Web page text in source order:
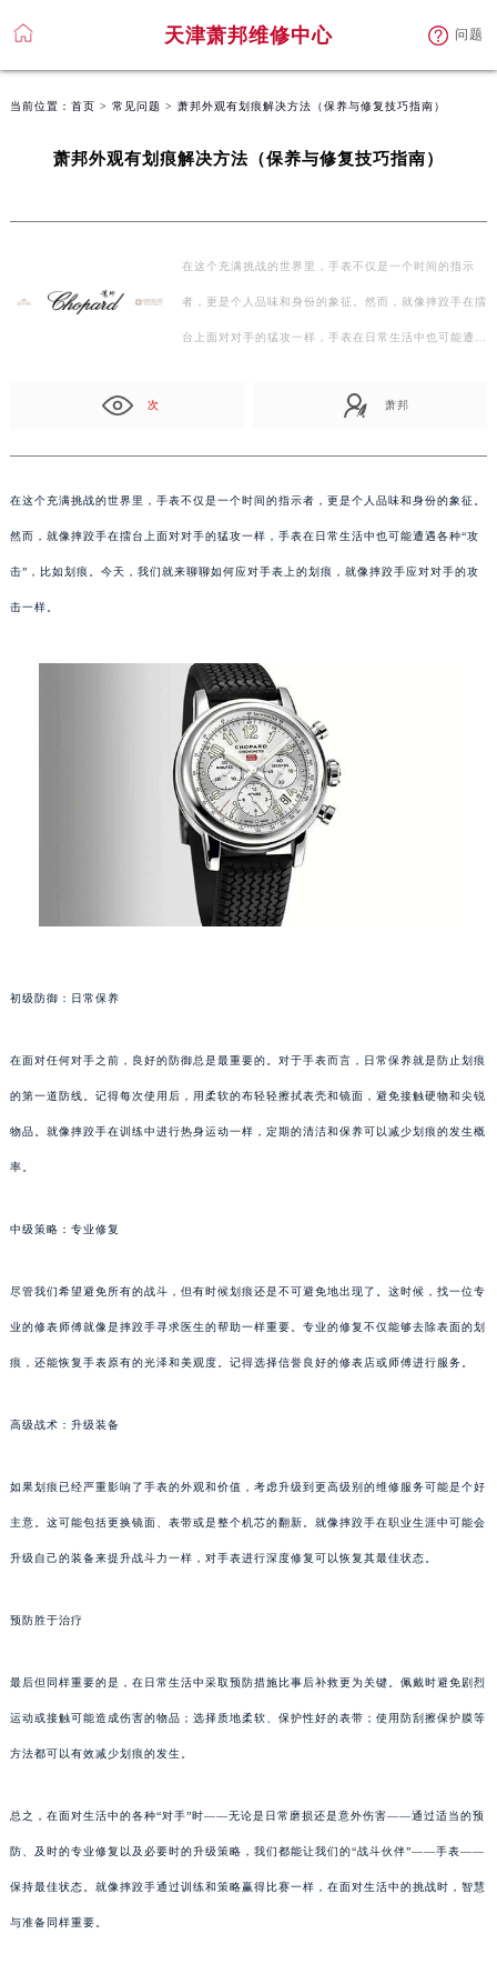
天津萧邦维修中心 问题
当前位置： 首页 > 常见问题 > 萧邦外观有划痕解决方法（保养与修复技巧指南）
萧邦外观有划痕解决方法（保养与修复技巧指南）
在这个充满挑战的世界里，手表不仅是一个时间的指示
者，更是个人品味和身份的象征。然而，就像摔跤手在擂
台上面对对手的猛攻一样，手表在日常生活中也可能遭遇
次 萧邦
在这个充满挑战的世界里，手表不仅是一个时间的指示者，更是个人品味和身份的象征。
然而，就像摔跤手在擂台上面对对手的猛攻一样，手表在日常生活中也可能遭遇各种“攻
击”，比如划痕。今天，我们就来聊聊如何应对手表上的划痕，就像摔跤手应对对手的攻
击一样。
初级防御：日常保养
在面对任何对手之前，良好的防御总是最重要的。对于手表而言，日常保养就是防止划痕
的第一道防线。记得每次使用后，用柔软的布轻轻擦拭表壳和镜面，避免接触硬物和尖锐
物品。就像摔跤手在训练中进行热身运动一样，定期的清洁和保养可以减少划痕的发生概
率。
中级策略：专业修复
尽管我们希望避免所有的战斗，但有时候划痕还是不可避免地出现了。这时候，找一位专
业的修表师傅就像是摔跤手寻求医生的帮助一样重要。专业的修复不仅能够去除表面的划
痕，还能恢复手表原有的光泽和美观度。记得选择信誉良好的修表店或师傅进行服务。
高级战术：升级装备
如果划痕已经严重影响了手表的外观和价值，考虑升级到更高级别的维修服务可能是个好
主意。这可能包括更换镜面、表带或是整个机芯的翻新。就像摔跤手在职业生涯中可能会
升级自己的装备来提升战斗力一样，对手表进行深度修复可以恢复其最佳状态。
预防胜于治疗
最后但同样重要的是，在日常生活中采取预防措施比事后补救更为关键。佩戴时避免剧烈
运动或接触可能造成伤害的物品；选择质地柔软、保护性好的表带；使用防刮擦保护膜等
方法都可以有效减少划痕的发生。
总之，在面对生活中的各种“对手”时——无论是日常磨损还是意外伤害——通过适当的预
防、及时的专业修复以及必要时的升级策略，我们都能让我们的“战斗伙伴”——手表——
保持最佳状态。就像摔跤手通过训练和策略赢得比赛一样，在面对生活中的挑战时，智慧
与准备同样重要。